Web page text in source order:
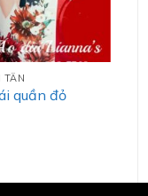
TÂN
quần đỏ